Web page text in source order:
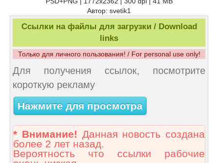
Автор: svetik1
Ссылки на файлы для загрузки / Download
links
Только для личного пользования! / For personal use only!
Для получения ссылок, посмотрите
короткую рекламу
Нажмите для просмотра
* Внимание! Данная новость создана
более 2 лет назад.
Вероятность что ссылки рабочие